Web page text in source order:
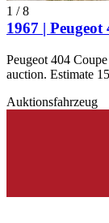
1 /8
1967 | Peugeot
Peugeot 404
auction. Estimate
Auktionsfahrzeug